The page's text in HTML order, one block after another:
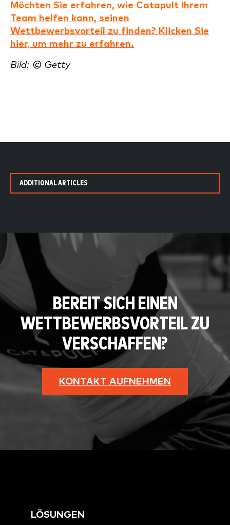
Möchten Sie erfahren, wie Catapult Ihrem
Team helfen kann, seinen
Wettbewerbsvorteil zu finden? Klicken Sie
hier, um mehr zu erfahren.
Bild: © Getty
ADDITIONAL ARTICLES
BEREIT SICH EINEN
WETTBEWERBSVORTEIL ZU
VERSCHAFFEN?
KONTAKT AUFNEHMEN
LÖSUNGEN